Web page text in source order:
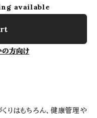
available
の方向け
りはもちろん、健康管理や